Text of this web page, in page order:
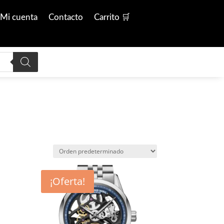
Mi cuenta Contacto Carrito 🛒
¡Oferta!